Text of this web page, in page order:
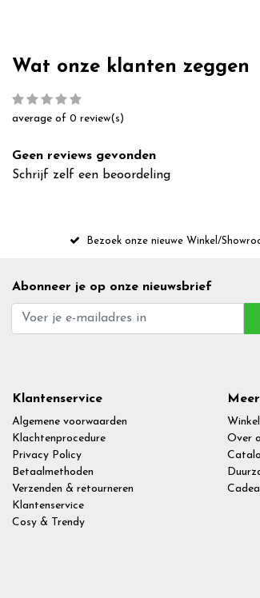
Wat onze klanten zeggen
average of 0 review(s)
Geen reviews gevonden
Schrijf zelf een beoordeling
Bezoek onze nieuwe Winkel/
Abonneer je op onze nieuwsbrief
Klantenservice
Algemene voorwaarden
Klachtenprocedure
Privacy Policy
Betaalmethoden
Verzenden & retourneren
Klantenservice
Cosy & Trendy
Over